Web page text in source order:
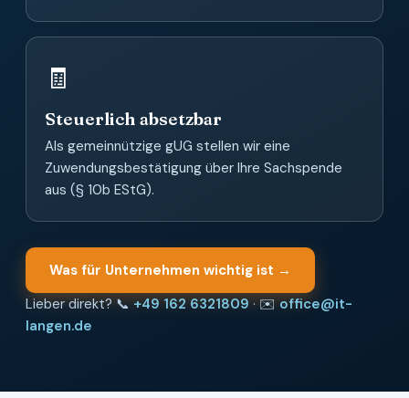
🧾
Steuerlich absetzbar
Als gemeinnützige gUG stellen wir eine
Zuwendungsbestätigung über Ihre Sachspende
aus (§ 10b EStG).
Was für Unternehmen wichtig ist →
Lieber direkt? 📞+49 162 6321809· ✉️office@it-
langen.de